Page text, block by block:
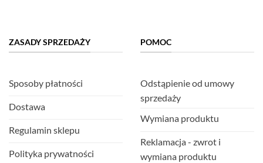
ZASADY SPRZEDAŻY
Sposoby płatności
Dostawa
Regulamin sklepu
Polityka prywatności
POMOC
Odstąpienie od umowy
sprzedaży
Wymiana produktu
Reklamacja - zwrot i
wymiana produktu